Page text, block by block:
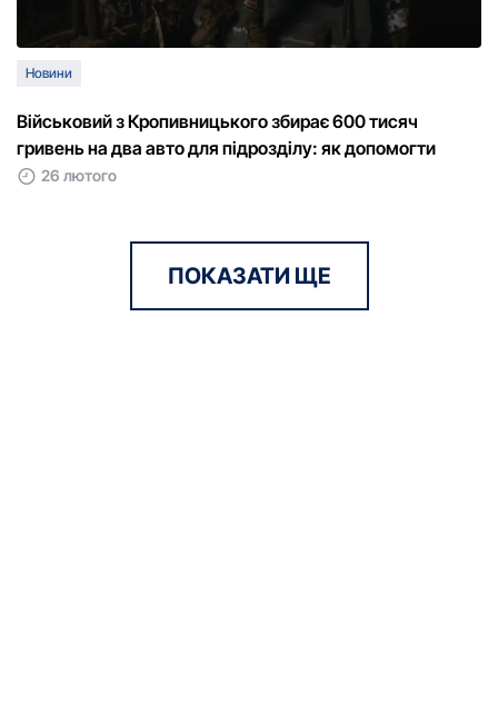
Новини
Військовий з Кропивницького збирає 600 тисяч
гривень на два авто для підрозділу: як допомогти
26 лютого
ПОКАЗАТИ ЩЕ